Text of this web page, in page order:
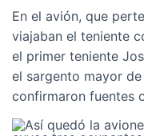
En el avión, que
viajaban el teniente
el primer teniente
el sargento mayor
confirmaron fuentes